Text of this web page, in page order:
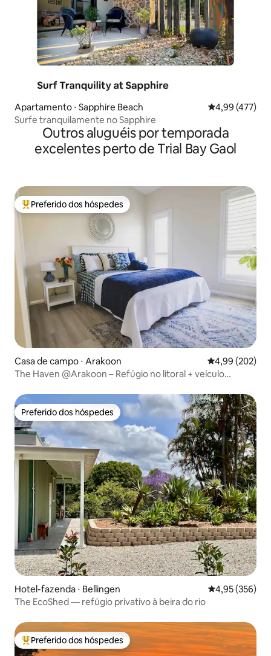
Apartamento ⋅ Sapphire Beach 4,99 de uma
4,99 (477)
Surfe tranquilamente no Sapphire
Outros aluguéis por temporada
excelentes perto de Trial Bay Gaol
Entre os melhores preferidos dos hóspedes
Preferido dos hóspedes
Casa de campo ⋅ Arakoon 4,99 de uma
4,99 (202)
The Haven @Arakoon – Refúgio no litoral + veículo
Preferido dos hóspedes
Preferido dos hóspedes
Hotel-fazenda ⋅ Bellingen 4,95 de uma
4,95 (356)
The EcoShed — refúgio privativo à beira do rio
Entre os melhores preferidos dos hóspedes
Preferido dos hóspedes